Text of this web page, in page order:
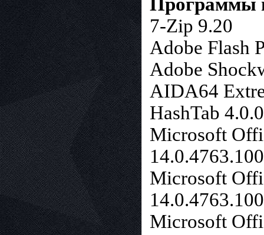
Программы
7-Zip 9.20
Adobe Flash
Adobe
AIDA64
HashTab
Microsoft
Microsoft
Microsoft